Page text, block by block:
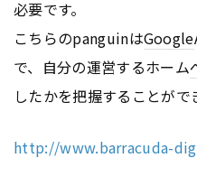
必要です。
こちらのpanguinはGoogle
で、自分の運営するホーム
したかを把握することがで
http://www.barracuda-